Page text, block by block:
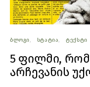
ᲑᲚᲝᲒᲘ ᲡᲢᲐᲢᲘᲐ ᲢᲔᲥᲡᲢᲘ
5 ფილმი,
არჩევანის